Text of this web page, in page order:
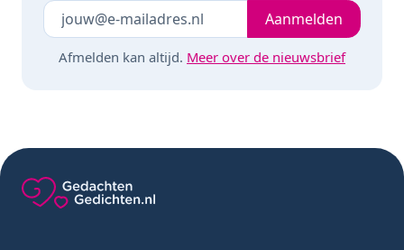
Laat dit veld leeg Je e-mailadresAanmelden
Afmelden kan altijd. Meer over de nieuwsbrief